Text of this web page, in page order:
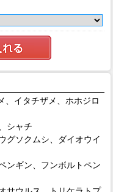
、イタチザメ、ホホジロ
シャチ
グソクムシ、ダイオウイ
ンギン、フンボルトペン